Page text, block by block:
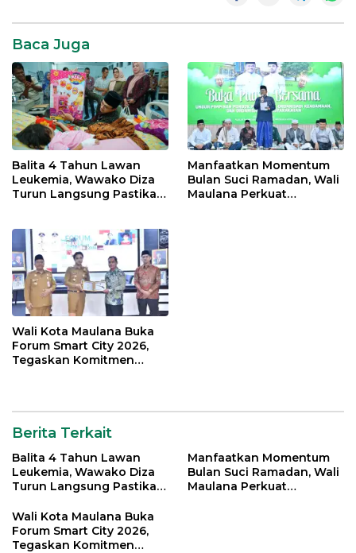
Baca Juga
Balita 4 Tahun Lawan
Leukemia, Wawako Diza
Turun Langsung Pastikan
Manfaatkan Momentum
Bulan Suci Ramadan, Wali
Maulana Perkuat
Wali Kota Maulana Buka
Forum Smart City 2026,
Tegaskan Komitmen
Berita Terkait
Balita 4 Tahun Lawan
Leukemia, Wawako Diza
Turun Langsung Pastikan
Manfaatkan Momentum
Bulan Suci Ramadan, Wali
Maulana Perkuat
Wali Kota Maulana Buka
Forum Smart City 2026,
Tegaskan Komitmen